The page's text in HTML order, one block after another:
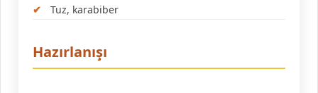
Tuz, karabiber
Hazırlanışı